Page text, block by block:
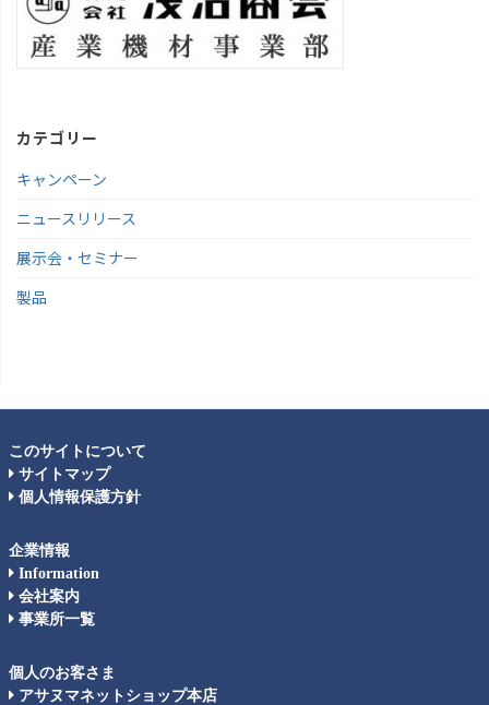
カテゴリー
キャンペーン
ニュースリリース
展示会・セミナー
製品
このサイトについて
サイトマップ
個人情報保護方針
企業情報
Information
会社案内
事業所一覧
個人のお客さま
アサヌマネットショップ本店